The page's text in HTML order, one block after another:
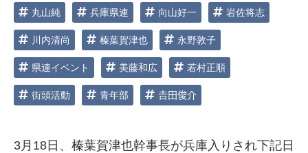
丸山純 兵庫県連 向山好一 岩佐将志
川内清尚 榛葉賀津也 永野敦子
県連イベント 美藤和広 若村正順
街頭活動 青年部 𠮷田俊介
3月18日、 榛葉賀津也幹事長が兵庫入りされ下記日